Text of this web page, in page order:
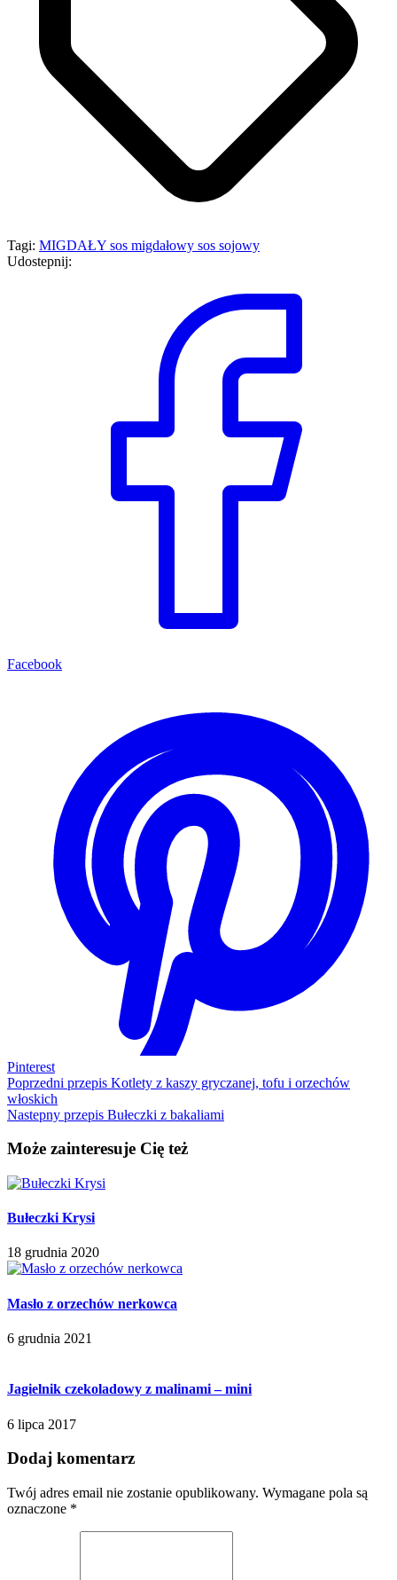
Tagi: MIGDAŁY sos migdałowy sos sojowy
Udostepnij:
Facebook
Pinterest
Poprzedni przepis Kotlety z kaszy gryczanej, tofu i orzechów
włoskich
Nastepny przepis Bułeczki z bakaliami
Może zainteresuje Cię też
Bułeczki Krysi
18 grudnia 2020
Masło z orzechów nerkowca
6 grudnia 2021
Jagielnik czekoladowy z malinami – mini
6 lipca 2017
Dodaj komentarz
Twój adres email nie zostanie opublikowany. Wymagane pola są
oznaczone *